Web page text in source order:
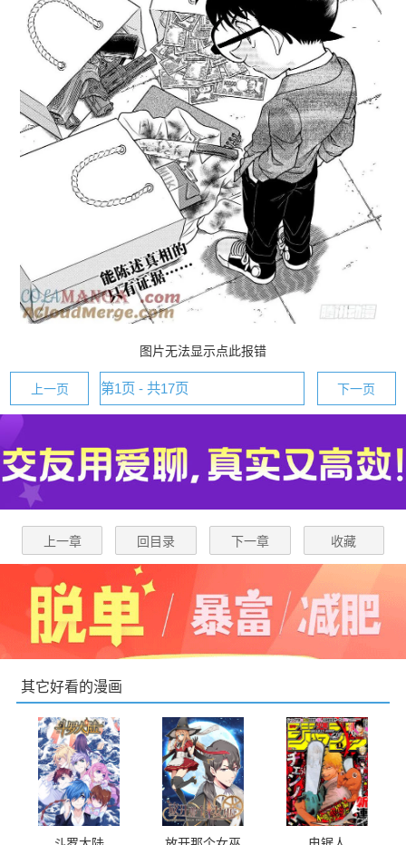
图片无法显示点此报错
上一页 下一页
上一章 回目录 下一章 收藏
其它好看的漫画